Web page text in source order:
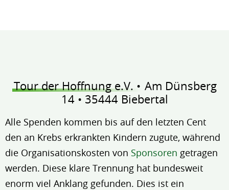
Tour der Hoffnung e.V. • Am Dünsberg
14 • 35444 Biebertal
Alle Spenden kommen bis auf den letzten Cent
den an Krebs erkrankten Kindern zugute, während
die Organisationskosten von Sponsoren getragen
werden. Diese klare Trennung hat bundesweit
enorm viel Anklang gefunden. Dies ist ein